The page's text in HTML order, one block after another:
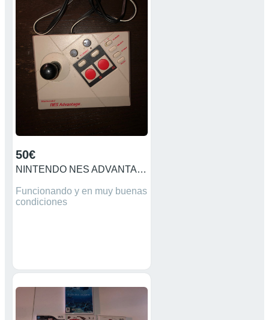
50€
NINTENDO NES ADVANTAGE
Funcionando y en muy buenas
condiciones